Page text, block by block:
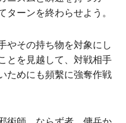
ターンを終わらせよう。
やその持ち物を対象にし
とを見越して、対戦相手
ためにも頻繫に強奪作戦